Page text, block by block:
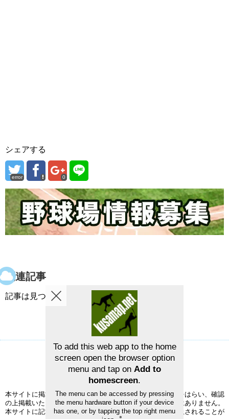
シェアする
error 0
関連記事
記事は見つかりませんでした。
草野球グラウンドマップ お問い合せ
草野球グラウンドマップ
本サイトに掲載された情報の正確性については、充分注意をはらい、確認
の上掲載いたしますが、完全性、正確性を保証するものではありません。
本サイトに記載されている事項は、予告なく変更または廃止されることが
To add this web app to the home
screen open the browser option
menu and tap on Add to
homescreen.
The menu can be accessed by pressing
the menu hardware button if your device
has one, or by tapping the top right menu